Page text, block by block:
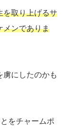
を取り上げるサ
メンでありま
虜にしたのかも
をチャームポ